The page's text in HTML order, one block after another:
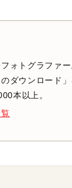
ォトグラファ
ダウンロード
本以上。